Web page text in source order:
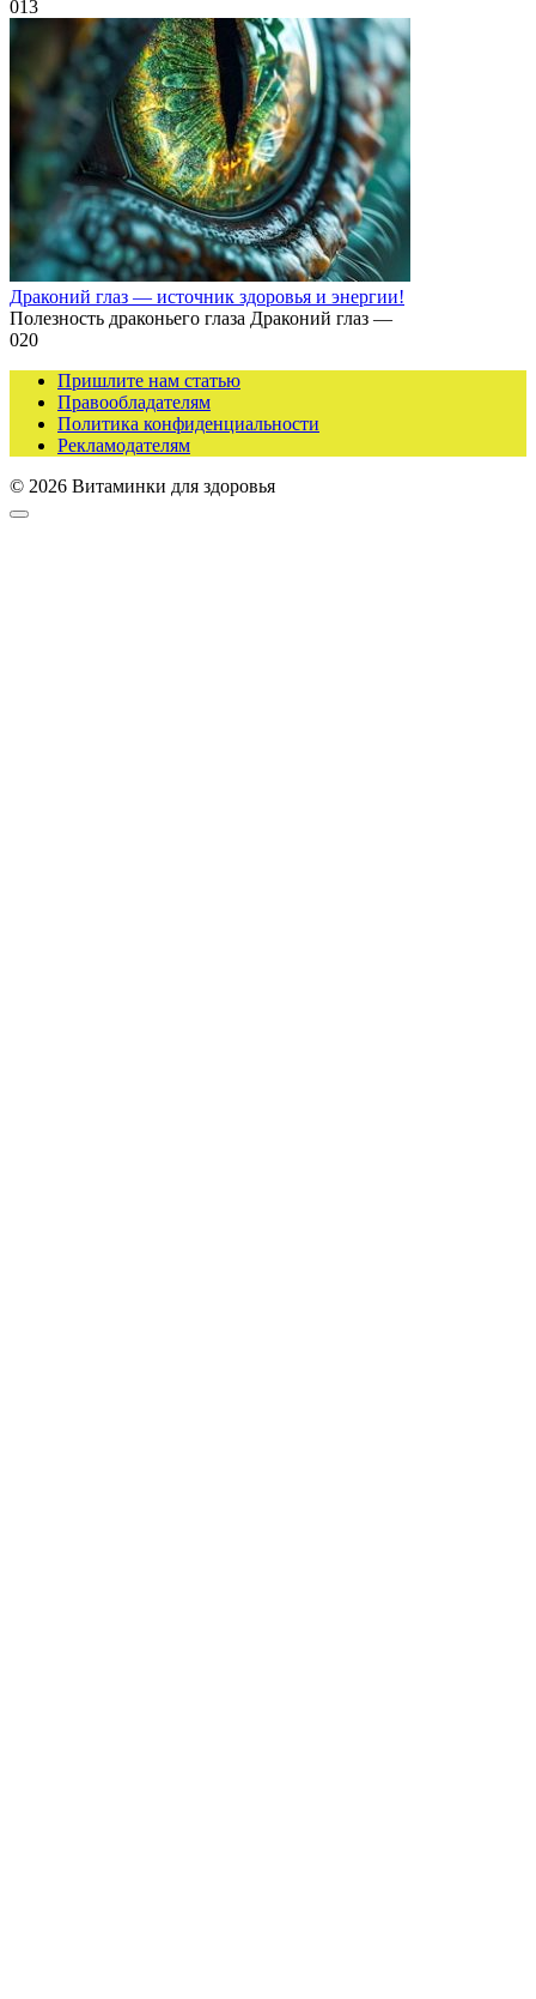
013
Драконий глаз — источник здоровья и энергии!
Полезность драконьего глаза Драконий глаз —
020
Пришлите нам статью
Правообладателям
Политика конфиденциальности
Рекламодателям
© 2026 Витаминки для здоровья